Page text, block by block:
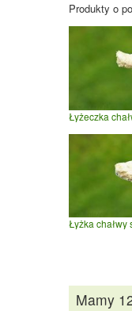
Produkty o
Łyżeczka
Łyżka chałwy
Mamy